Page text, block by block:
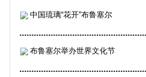
中国琉璃“花开”布鲁塞尔
布鲁塞尔举办世界文化节